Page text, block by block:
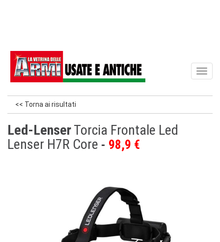
<< Torna ai risultati
Led-LenserTorcia Frontale Led
Lenser H7R Core
98,9 €